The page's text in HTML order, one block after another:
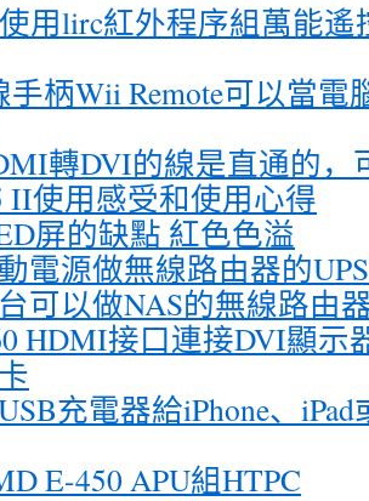
用lirc紅外程序組萬能
柄Wii Remote可以當電
轉DVI的線是直通的，
II使用感受和使用心得
屏的缺點 紅色色溢
電源做無線路由器的
可以做NAS的無線路由
HDMI接口連接DVI顯示
充電器給iPhone、
E-450 APU組HTPC